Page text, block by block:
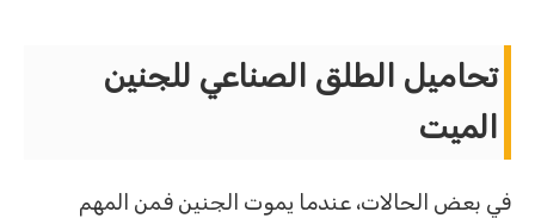
تحاميل الطلق الصناعي للجنين
الميت
في بعض الحالات، عندما يموت الجنين فمن المهم